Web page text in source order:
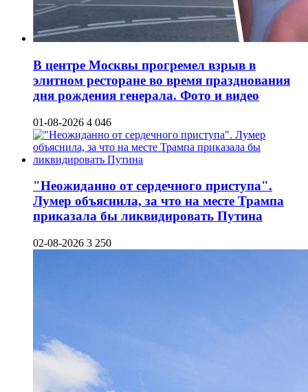
В центре Москвы прогремел взрыв в
элитном ресторане во время празднования
дня рождения генерала. Фото и видео
01-08-2026 4 046
"Неожиданно от сердечного приступа".
Лумер объяснила, за что на месте Трампа
приказала бы ликвидировать Путина
02-08-2026 3 250